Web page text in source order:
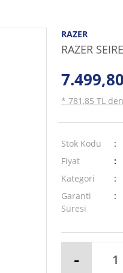
RAZER
RAZER
* 781,85 TL
Stok Kodu
Fiyat
Kategori
Garanti
Süresi
-